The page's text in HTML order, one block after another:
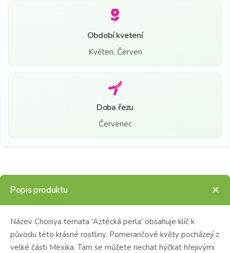
Období kvetení
Květen, Červen
Doba řezu
Červenec
Popis produktu
Název Choisya ternata 'Aztécká perla' obsahuje klíč k
původu této krásné rostliny. Pomerančové květy pocházejí z
velké části Mexika. Tam se můžete nechat hýčkat hřejivými